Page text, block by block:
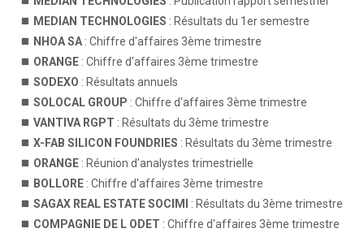
MEDIAN TECHNOLOGIES : Résultats du 1er semestre
NHOA SA : Chiffre d'affaires 3ème trimestre
ORANGE : Chiffre d'affaires 3ème trimestre
SODEXO : Résultats annuels
SOLOCAL GROUP : Chiffre d'affaires 3ème trimestre
VANTIVA RGPT : Résultats du 3ème trimestre
X-FAB SILICON FOUNDRIES : Résultats du 3ème trimestre
ORANGE : Réunion d'analystes trimestrielle
BOLLORE : Chiffre d'affaires 3ème trimestre
SAGAX REAL ESTATE SOCIMI
: Résultats du 3ème trimestre
COMPAGNIE DE L ODET : Chiffre d'affaires 3ème trimestre